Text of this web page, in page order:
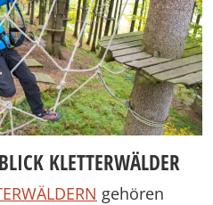
KLETTERWÄLDER
gehören